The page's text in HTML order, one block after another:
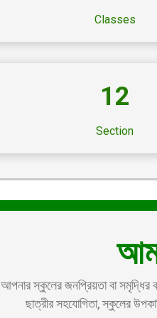
Classes
12
Section
আপনার স্কুলের জনপ্রিয়তা বা সমৃদ্ধির
ছাত্রীর সহযোগিতা, স্কুলের